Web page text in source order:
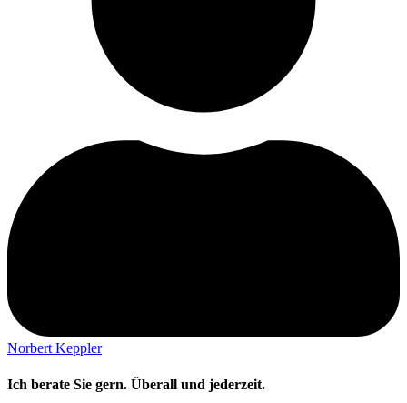
Norbert Keppler
Ich berate Sie gern. Überall und jederzeit.